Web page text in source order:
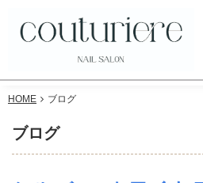
HOME ブログ
ブログ